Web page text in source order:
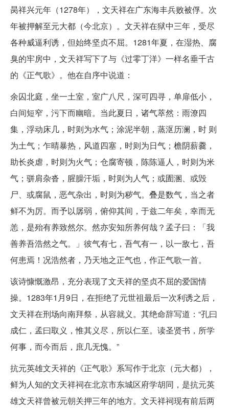
昺祥兴元年（1278年），文天祥在广东海丰兵败被俘。次
年被押解至元大都（今北京）。文天祥在狱中三年，受尽
各种威逼利诱，但始终坚贞不屈。1281年夏，在湿热、腐
臭的牢房中，文天祥写下了与《过零丁洋》一样名垂千古
的《正气歌》。他在自序中说道：
余囚北庭，坐一土室，室广八尺，深可四寻，单扉低小，
白间短窄，污下而幽暗。当此夏日，诸气萃然：雨潦四
集，浮动床几，时则为水气；涂泥半朝，蒸沤历澜，时 则
为土气；乍晴暴热，风道四塞，时则为日气；檐阴薪爨，
助长炎虐，时则为火气；仓腐寄顿，陈陈逼人，时则为米
气；骈肩杂沓，腥臊汗垢，时则为人气；或圊溷、或毁
尸、或腐鼠，恶气杂出，时则为秽气。叠是数气，当之者
鲜不为厉。而予以孱弱，俯仰其间，于兹二年矣，幸而无
恙，是殆有养致然尔。然亦安知所养何哉？孟子曰：「我
善养吾浩然之气。」彼气有七，吾气有一，以一敌七，吾
何患焉！况浩然者，乃天地之正气也，作正气歌一首。
该诗慷慨激昂，充分表现了文天祥的坚贞不屈的爱国情
操。1283年1月9日，在拒绝了元世祖最后一次利诱之后，
文天祥在刑场向南拜祭，从容就义。其绝命辞写道：“孔曰
成仁，孟曰取义，惟其义尽，所以仁至。读圣贤书，所学
何事，而今而后，庶几无愧。”
抗元英雄文天祥的《正气歌》系写作于北京（元大都），
鲜为人知的文天祥祠在北京市东城区府学胡同，是抗元英
雄文天祥曾被元朝关押三年的地方。文天祥祠现有前后两